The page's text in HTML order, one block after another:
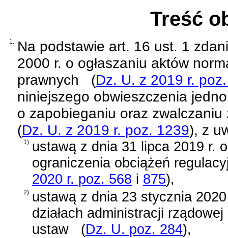
Treść
1. Na podstawie art. 16 ust. 1
2000 r. o ogłaszaniu aktów
prawnych
(Dz. U. z 2019 r.
niniejszego obwieszczenia
o zapobieganiu oraz
(Dz. U. z 2019 r. poz. 1239), z
1) ustawą z dnia 31 lipca 2019 r.
ograniczenia obciążeń
2020 r. poz. 568 i 875),
2) ustawą z dnia 23 stycznia
działach administracji
ustaw
(Dz. U. poz. 284),